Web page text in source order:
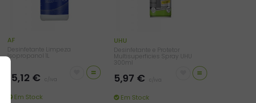
AF
Desinfetante Limpeza
Isopropanol 1L
15,12 € c/iva
=
Em Stock
UHU
Desinfetante e Protetor
Multisuperficies Spray UHU
300ml
5,97 € c/iva
=
Em Stock